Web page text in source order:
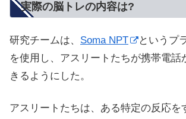
実際の脳トレの内容は?
研究チームは、 Soma NPT
というプ
を使用し、アスリートたちが携帯電話
きるようにした。
アスリートたちは、ある特定の反応を